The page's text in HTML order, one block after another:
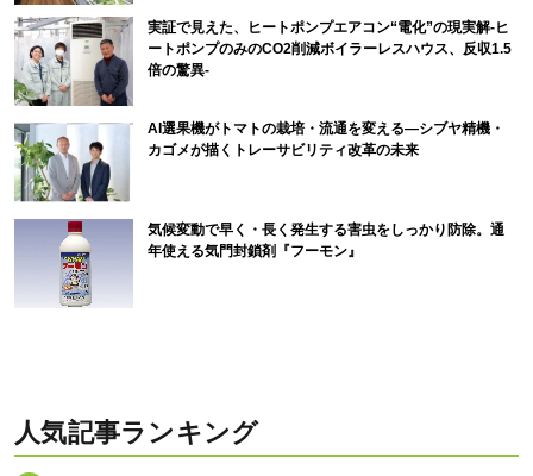
実証で見えた、ヒートポンプエアコン“電化”の現実解-ヒ
ートポンプのみのCO2削減ボイラーレスハウス、反収1.5
倍の驚異-
AI選果機がトマトの栽培・流通を変える―シブヤ精機・
カゴメが描くトレーサビリティ改革の未来
気候変動で早く・長く発生する害虫をしっかり防除。通
年使える気門封鎖剤『フーモン』
人気記事ランキング